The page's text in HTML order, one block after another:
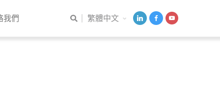
我們 繁體中文